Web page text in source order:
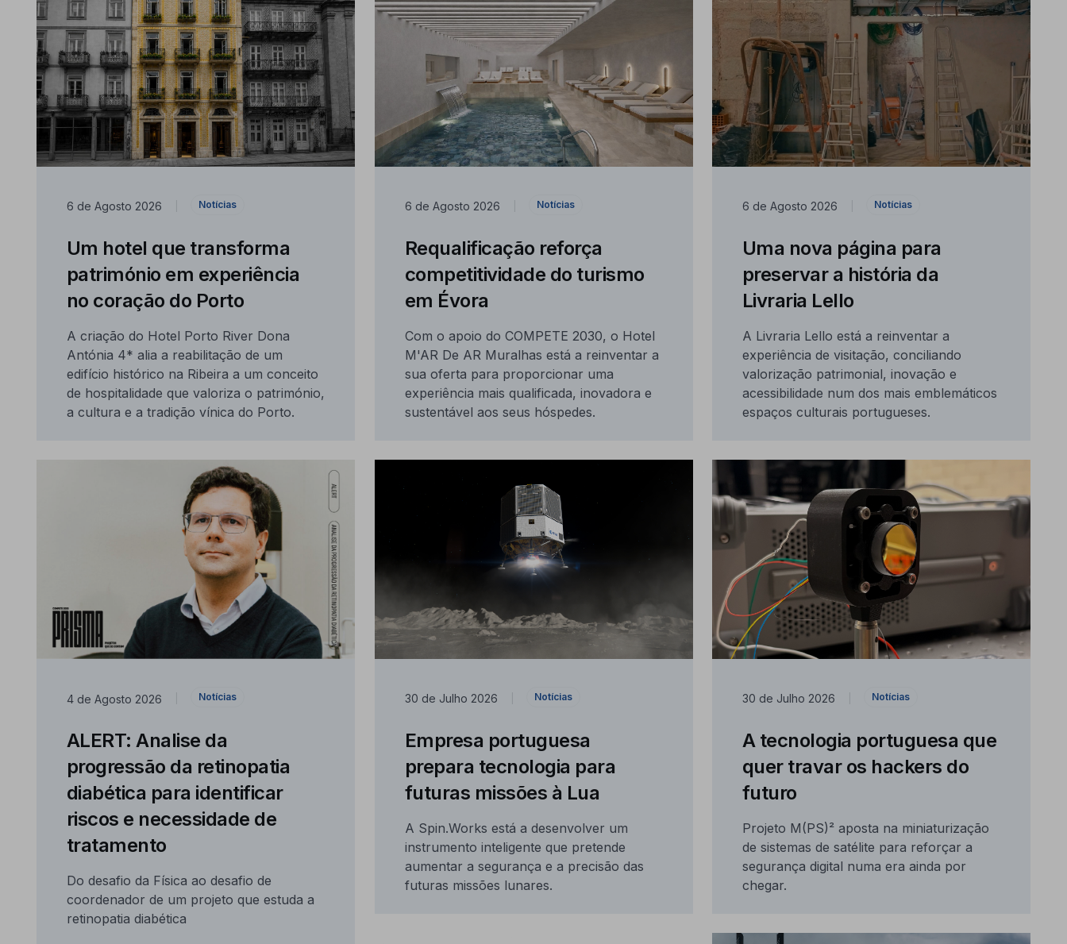
6 de Agosto 2026 Notícias
Um hotel que transforma
património em experiência
no coração do Porto
A criação do Hotel Porto River Dona
Antónia 4* alia a reabilitação de um
edifício histórico na Ribeira a um conceito
de hospitalidade que valoriza o património,
a cultura e a tradição vínica do Porto.
6 de Agosto 2026 Notícias
Requalificação reforça
competitividade do turismo
em Évora
Com o apoio do COMPETE 2030, o Hotel
M'AR De AR Muralhas está a reinventar a
sua oferta para proporcionar uma
experiência mais qualificada, inovadora e
sustentável aos seus hóspedes.
6 de Agosto 2026 Notícias
Uma nova página para
preservar a história da
Livraria Lello
A Livraria Lello está a reinventar a
experiência de visitação, conciliando
valorização patrimonial, inovação e
acessibilidade num dos mais emblemáticos
espaços culturais portugueses.
4 de Agosto 2026 Notícias
ALERT: Analise da
progressão da retinopatia
diabética para identificar
riscos e necessidade de
tratamento
Do desafio da Física ao desafio de
coordenador de um projeto que estuda a
retinopatia diabética
30 de Julho 2026 Notícias
Empresa portuguesa
prepara tecnologia para
futuras missões à Lua
A Spin.Works está a desenvolver um
instrumento inteligente que pretende
aumentar a segurança e a precisão das
futuras missões lunares.
30 de Julho 2026 Notícias
A tecnologia portuguesa que
quer travar os hackers do
futuro
Projeto M(PS)² aposta na miniaturização
de sistemas de satélite para reforçar a
segurança digital numa era ainda por
chegar.